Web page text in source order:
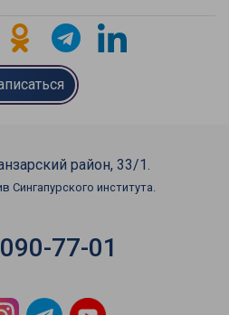
район, 33/1.
Сингапурского института.
77-01